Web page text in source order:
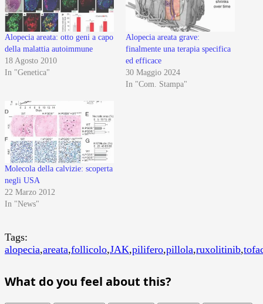
Alopecia areata: otto geni a capo
della malattia autoimmune
18 Agosto 2010
In "Genetica"
Alopecia areata grave:
finalmente una terapia specifica
ed efficace
30 Maggio 2024
In "Com. Stampa"
Molecola della calvizie: scoperta
negli USA
22 Marzo 2012
In "News"
Tags:
alopecia,areata,follicolo,JAK,pilifero,pillola,ruxolitinib,
What do you feel about this?